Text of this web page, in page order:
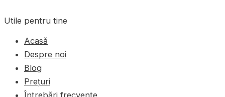
Utile pentru tine
Acasă
Despre noi
Blog
Prețuri